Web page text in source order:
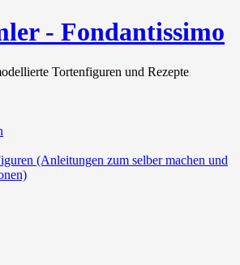
- Fondantissimo
Tortenfiguren und Rezepte
(Anleitungen zum selber machen und